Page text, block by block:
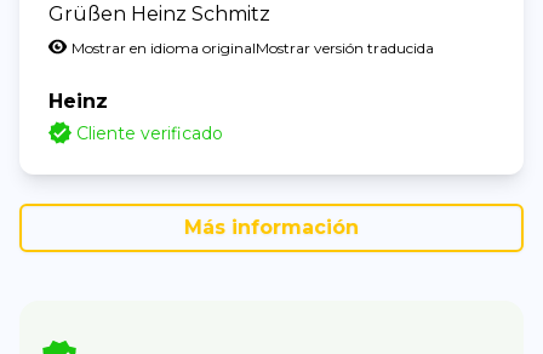
Grüßen Heinz Schmitz
Mostrar en idioma originalMostrar versión traducida
Heinz
Cliente verificado
Más información